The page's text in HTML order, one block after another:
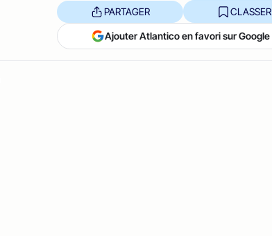
PARTAGER CLASSER
Ajouter Atlantico en favori sur Google